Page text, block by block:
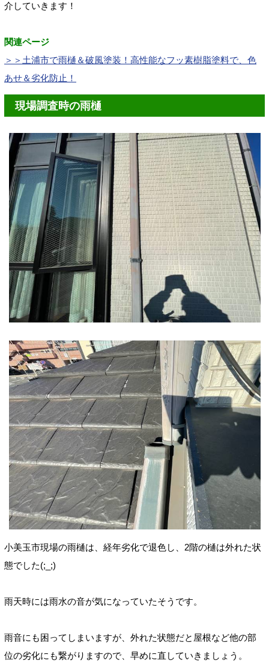
介していきます！
関連ページ
＞＞土浦市で雨樋＆破風塗装！高性能なフッ素樹脂塗料で、色
あせ＆劣化防止！
現場調査時の雨樋
小美玉市現場の雨樋は、経年劣化で退色し、2階の樋は外れた状
態でした(;_;)
雨天時には雨水の音が気になっていたそうです。
雨音にも困ってしまいますが、 外れた状態だと屋根など他の部
位の劣化にも繋がりますので、 早めに直していきましょう。